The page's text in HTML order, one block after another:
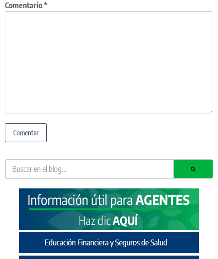
Comentario*